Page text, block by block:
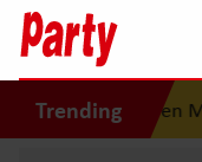
Trending
van Frans en